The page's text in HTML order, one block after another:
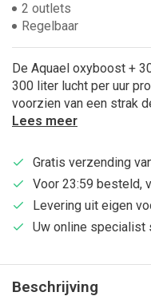
2 outlets
Regelbaar
De Aquael oxyboost +
300 liter lucht per uur
voorzien van een strak
Lees meer
Gratis verzending
Voor 23:59 besteld,
Levering uit eigen
Uw online specialist
Beschrijving